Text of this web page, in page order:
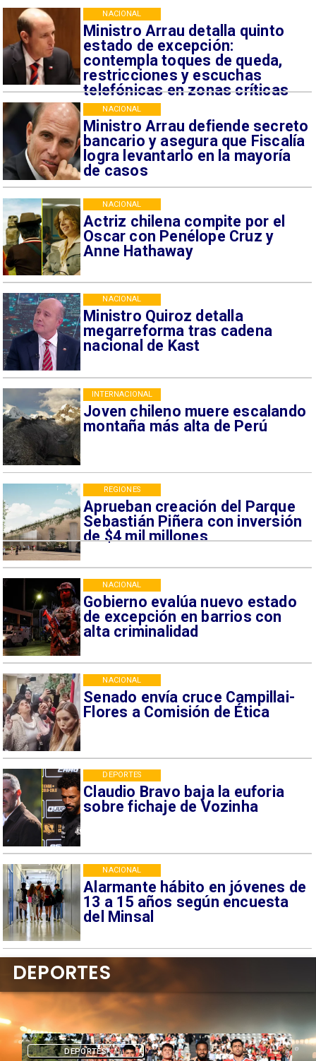
Ministro Arrau detalla quinto
estado de excepción:
contempla toques de queda,
restricciones y escuchas
telefónicas en zonas críticas
NACIONAL
Ministro Arrau defiende secreto
bancario y asegura que Fiscalía
logra levantarlo en la mayoría
de casos
NACIONAL
Actriz chilena compite por el
Oscar con Penélope Cruz y
Anne Hathaway
NACIONAL
Ministro Quiroz detalla
megarreforma tras cadena
nacional de Kast
NACIONAL
Joven chileno muere escalando
montaña más alta de Perú
INTERNACIONAL
Aprueban creación del Parque
Sebastián Piñera con inversión
de $4 mil millones
REGIONES
Gobierno evalúa nuevo estado
de excepción en barrios con
alta criminalidad
NACIONAL
Senado envía cruce Campillai-
Flores a Comisión de Ética
NACIONAL
Claudio Bravo baja la euforia
sobre fichaje de Vozinha
DEPORTES
Alarmante hábito en jóvenes de
13 a 15 años según encuesta
del Minsal
NACIONAL
DEPORTES
DEPORTES